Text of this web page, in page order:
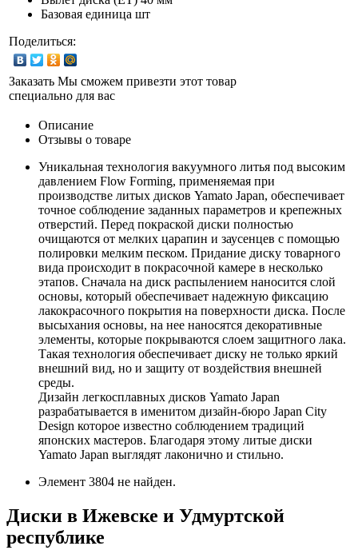
Базовая единица шт
Поделиться:
Заказать Мы сможем привезти этот товар
специально для вас
Описание
Отзывы о товаре
Уникальная технология вакуумного литья под высоким
давлением Flow Forming, применяемая при
производстве литых дисков Yamato Japan, обеспечивает
точное соблюдение заданных параметров и крепежных
отверстий. Перед покраской диски полностью
очищаются от мелких царапин и заусенцев с помощью
полировки мелким песком. Придание диску товарного
вида происходит в покрасочной камере в несколько
этапов. Сначала на диск распылением наносится слой
основы, который обеспечивает надежную фиксацию
лакокрасочного покрытия на поверхности диска. После
высыхания основы, на нее наносятся декоративные
элементы, которые покрываются слоем защитного лака.
Такая технология обеспечивает диску не только яркий
внешний вид, но и защиту от воздействия внешней
среды.
Дизайн легкосплавных дисков Yamato Japan
разрабатывается в именитом дизайн-бюро Japan City
Design которое известно соблюдением традиций
японских мастеров. Благодаря этому литые диски
Yamato Japan выглядят лаконично и стильно.
Элемент 3804 не найден.
Диски в Ижевске и Удмуртской
республике